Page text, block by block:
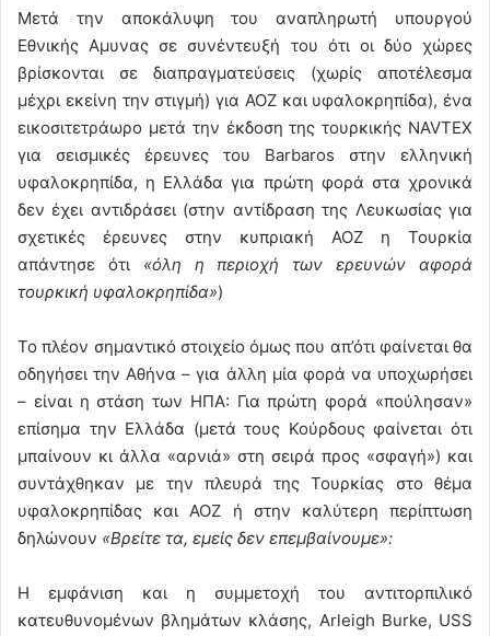
Μετά την αποκάλυψη του αναπληρωτή υπουργού
Εθνικής Αμυνας σε συνέντευξή του ότι οι δύο χώρες
βρίσκονται σε διαπραγματεύσεις (χωρίς αποτέλεσμα
μέχρι εκείνη την στιγμή) για ΑΟΖ και υφαλοκρηπίδα), ένα
εικοσιτετράωρο μετά την έκδοση της τουρκικής NAVTEX
για σεισμικές έρευνες του Barbaros στην ελληνική
υφαλοκρηπίδα, η Ελλάδα για πρώτη φορά στα χρονικά
δεν έχει αντιδράσει (στην αντίδραση της Λευκωσίας για
σχετικές έρευνες στην κυπριακή ΑΟΖ η Τουρκία
απάντησε ότι «όλη η περιοχή των ερευνών αφορά
τουρκική υφαλοκρηπίδα»)
Το πλέον σημαντικό στοιχείο όμως που απ’ότι φαίνεται θα
οδηγήσει την Αθήνα – για άλλη μία φορά να υποχωρήσει
– είναι η στάση των ΗΠΑ: Για πρώτη φορά «πούλησαν»
επίσημα την Ελλάδα (μετά τους Κούρδους φαίνεται ότι
μπαίνουν κι άλλα «αρνιά» στη σειρά προς «σφαγή») και
συντάχθηκαν με την πλευρά της Τουρκίας στο θέμα
υφαλοκρηπίδας και ΑΟΖ ή στην καλύτερη περίπτωση
δηλώνουν «Βρείτε τα, εμείς δεν επεμβαίνουμε»:
Η εμφάνιση και η συμμετοχή του αντιτορπιλικό
κατευθυνομένων βλημάτων κλάσης, Arleigh Burke, USS